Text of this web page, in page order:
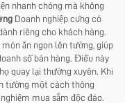
nhanh chóng mà không
Doanh nghiệp cũng có
riêng cho khách hàng.
ăn ngon lên tường, giúp
số bán hàng. Điều này
quay lại thường xuyên. Khi
tường một cách thông
mua sắm độc đáo.